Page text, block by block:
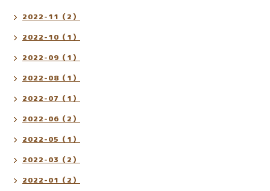
2022-11（2）
2022-10（1）
2022-09（1）
2022-08（1）
2022-07（1）
2022-06（2）
2022-05（1）
2022-03（2）
2022-01（2）